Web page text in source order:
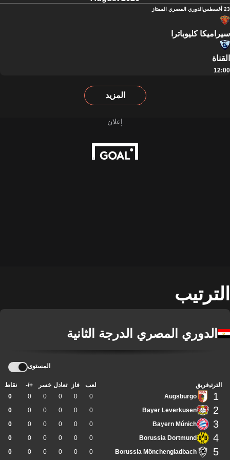
23 أغسطس الدوري المصري الممتاز
سيراميكا كليوباترا
القناة
12:00
المزيد
الترتيب
الدوري المصري الدرجة الثانية
المستوى
الترتيبفريق لعب فاز تعادل خسر +/- نقاط
1
Augsburgo
0
0
0
0
0
0
2
Bayer Leverkusen
0
0
0
0
0
0
3
Bayern Múnich
0
0
0
0
0
0
4
Borussia Dortmund
0
0
0
0
0
0
5
Borussia Mönchengladbach
0
0
0
0
0
0